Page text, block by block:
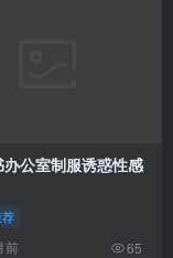
公室制服诱惑性感
前 65